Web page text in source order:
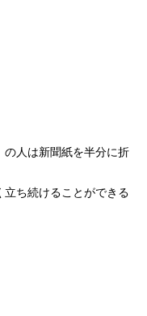
の人は新聞紙を半分に折
ち続けることができる